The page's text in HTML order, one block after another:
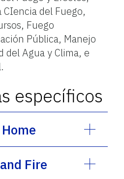
del Fuego,
Fuego
Pública, Manejo
del Agua y Clima, e
específicos
Fire